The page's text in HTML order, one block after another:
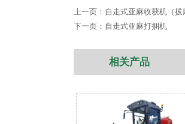
结
外形尺寸(
上一页： 自走式亚麻收获机（拔
下一页： 自走式亚麻打捆机
相关产品